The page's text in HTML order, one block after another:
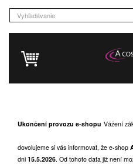
Ukončení provozu e-shopu Vážení
dovolujeme si vás informovat, že e-shop
dni 15.5.2026. Od tohoto data již není